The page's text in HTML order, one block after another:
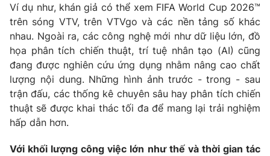
Ví dụ như, khán giả có thể xem FIFA World Cup 2026™
trên sóng VTV, trên VTVgo và các nền tảng số khác
nhau. Ngoài ra, các công nghệ mới như dữ liệu lớn, đồ
họa phân tích chiến thuật, trí tuệ nhân tạo (AI) cũng
đang được nghiên cứu ứng dụng nhằm nâng cao chất
lượng nội dung. Những hình ảnh trước - trong - sau
trận đấu, các thống kê chuyên sâu hay phân tích chiến
thuật sẽ được khai thác tối đa để mang lại trải nghiệm
hấp dẫn hơn.
Với khối lượng công việc lớn như thế và thời gian tác